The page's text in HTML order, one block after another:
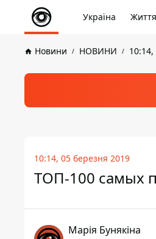
Україна Життя
Новини НОВИНИ
10:14, 05 березня 2019
ТОП-100 самых
Марія Бунякіна